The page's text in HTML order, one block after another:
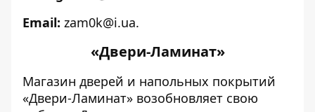
Email: zam0k@i.ua.
«Двери-Ламинат»
Магазин дверей и напольных покрытий
«Двери-Ламинат» возобновляет свою